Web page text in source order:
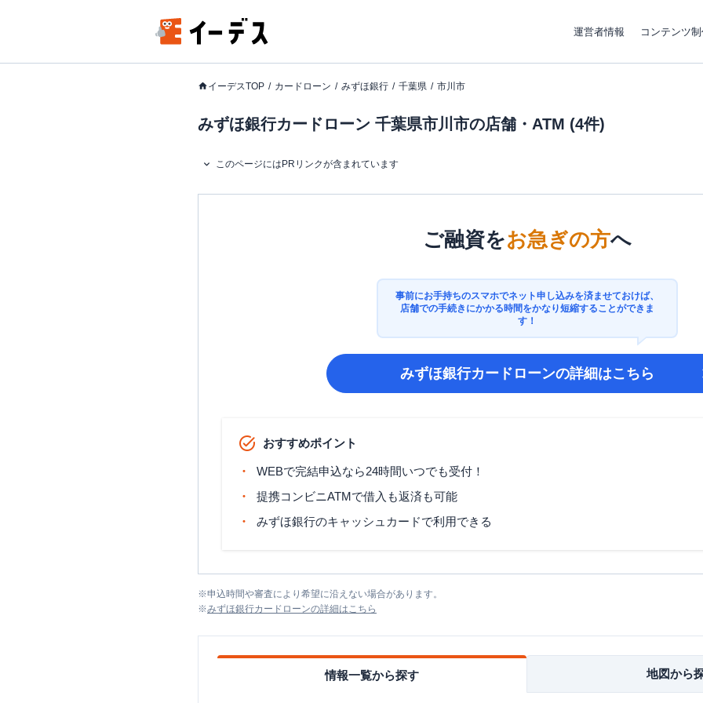
運営者情報 コンテンツ
イーデスTOP カードローン みずほ銀行 千葉県 市川市
みずほ銀行カードローン 千葉県市川市の店舗・ATM (4件)
このページにはPRリンクが含まれています
ご融資をお急ぎの方へ
事前にお手持ちのスマホでネット申し込みを済ませておけば、
店舗での手続きにかかる時間をかなり短縮することができま
す！
みずほ銀行カードローンの詳細はこちら
おすすめポイント
WEBで完結申込なら24時間いつでも受付！
提携コンビニATMで借入も返済も可能
みずほ銀行のキャッシュカードで利用できる
※申込時間や審査により希望に沿えない場合があります。
※みずほ銀行カードローンの詳細はこちら
情報一覧から探す 地図から